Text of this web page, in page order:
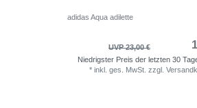
adidas Aqua adilette
UVP 23,00 €
Niedrigster Preis der letzten 30
* inkl. ges. MwSt. zzgl.